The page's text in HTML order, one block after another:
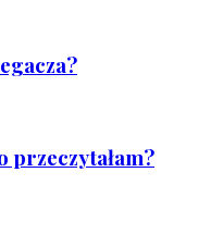
przeczytałam?